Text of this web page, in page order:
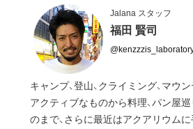
Jalana スタッフ
福田 賢司
キャンプ、登山、クライミング、マウ
アクティブなものから料理、パン屋
のまで、さらに最近はアクアリウム